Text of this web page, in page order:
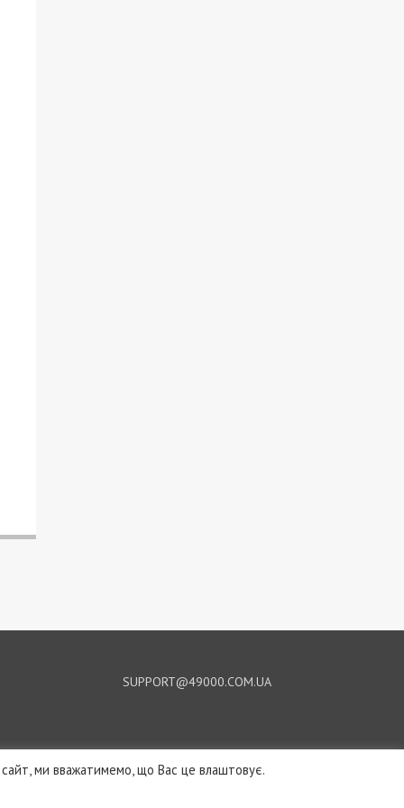
SUPPORT@49000.COM.UA
© 2026, ВСІ ПРАВА ЗАХИЩЕНІ
ми вважатимемо, що Вас це влаштовує.